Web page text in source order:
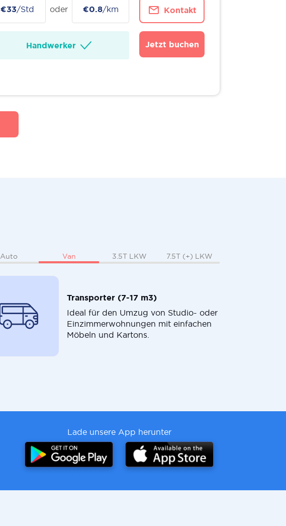
€33/Std oder €0.8/km
Handwerker
Kontakt
Jetzt buchen
Auto Van 3.5T LKW 7.5T (+) LKW
Transporter (7-17 m3)
Ideal für den Umzug von Studio- oder
Einzimmerwohnungen mit einfachen
Möbeln und Kartons.
Lade unsere App herunter